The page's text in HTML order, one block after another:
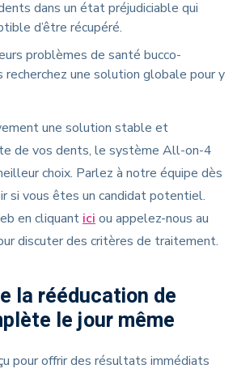
dans un état préjudiciable qui
d’être récupéré.
problèmes de santé bucco-
une solution globale pour y
une solution stable et
de vos dents, le système All-on-4
choix. Parlez à notre équipe dès
si vous êtes un candidat potentiel.
en cliquant ici ou appelez-nous au
discuter des critères de traitement.
la rééducation de
le jour même
pour offrir des résultats immédiats